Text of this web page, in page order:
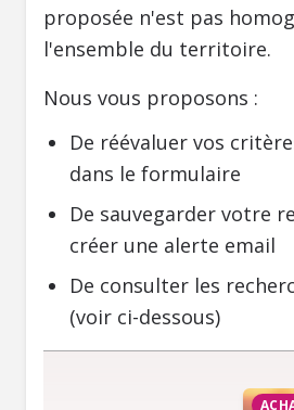
proposée n'est pas
l'ensemble du territoire.
Nous vous proposons :
De réévaluer vos
dans le formulaire
De sauvegarder votre
créer une alerte email
De consulter les
(voir ci-dessous)